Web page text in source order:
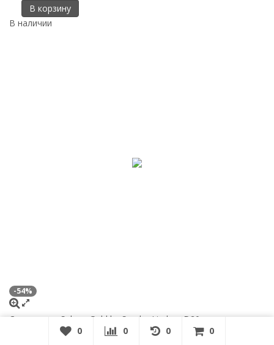
В корзину
В наличии
-54%
Светильник Selene Gold by Sandra Lindner D20
₽ 0 0 0 0